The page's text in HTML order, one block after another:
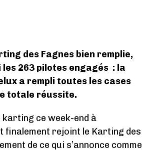
des Fagnes bien remplie,
263 pilotes engagés : la
a rempli toutes les cases
totale réussite.
karting ce week-end à
finalement rejoint le Karting des
de ce qui s’annonce comme